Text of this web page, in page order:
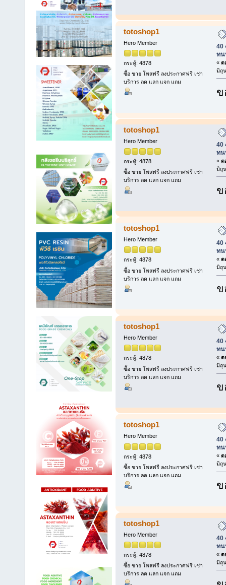
totoshop1
Hero Member
กระทู้: 4878
ซื้อ ขาย โพสฟรี ลงประกาศฟรี เช่า
บริการ ลด แลก แจก แถม
40
ทน
« ต
มิถุ
ข
totoshop1
Hero Member
กระทู้: 4878
ซื้อ ขาย โพสฟรี ลงประกาศฟรี เช่า
บริการ ลด แลก แจก แถม
40
ทน
« ต
มิถุ
ข
totoshop1
Hero Member
กระทู้: 4878
ซื้อ ขาย โพสฟรี ลงประกาศฟรี เช่า
บริการ ลด แลก แจก แถม
40
ทน
« ต
มิถุ
ข
totoshop1
Hero Member
กระทู้: 4878
ซื้อ ขาย โพสฟรี ลงประกาศฟรี เช่า
บริการ ลด แลก แจก แถม
40
ทน
« ต
มิถุ
ข
totoshop1
Hero Member
กระทู้: 4878
ซื้อ ขาย โพสฟรี ลงประกาศฟรี เช่า
บริการ ลด แลก แจก แถม
40
ทน
« ต
มิถุ
ข
totoshop1
Hero Member
กระทู้: 4878
ซื้อ ขาย โพสฟรี ลงประกาศฟรี เช่า
บริการ ลด แลก แจก แถม
40
ทน
« ต
มิถุ